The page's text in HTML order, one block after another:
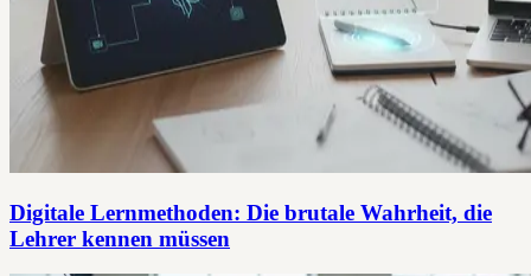
Digitale Lernmethoden: Die brutale Wahrheit, die
Lehrer kennen müssen